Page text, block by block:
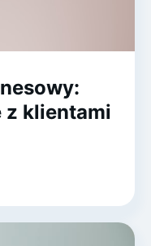
z klientami